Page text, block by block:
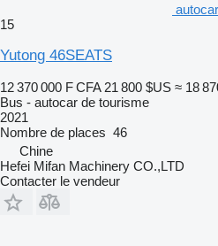
15
Yutong 46SEATS
12 370 000 F CFA 21 800 $US ≈ 18
Bus - autocar de tourisme
2021
Nombre de places 46
Chine
Hefei Mifan Machinery CO.,LTD
Contacter le vendeur